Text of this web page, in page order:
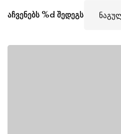
აჩვენებს %d შედეგს
Already have an